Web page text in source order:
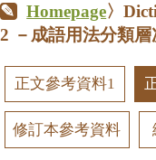
Homepage〉
2 －成語用法分類
正文參考資料1
修訂本參考資料